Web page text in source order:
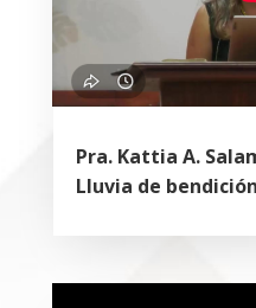
Pra. Kattia A.
Lluvia de